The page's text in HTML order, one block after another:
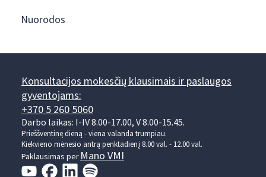
Nuorodos
Konsultacijos mokesčių klausimais ir paslaugos
gyventojams:
+370 5 260 5060
Darbo laikas: I-IV 8.00-17.00, V 8.00-15.45.
Prieššventinę dieną - viena valanda trumpiau.
Kiekvieno mėnesio antrą penktadienį 8.00 val. - 12.00 val.
Paklausimas perMano VMI